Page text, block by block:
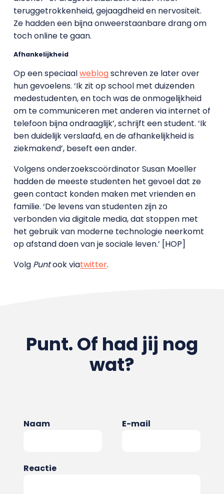
teruggetrokkenheid, gejaagdheid en nervositeit.
Ze hadden een bijna onweerstaanbare drang om
toch online te gaan.
Afhankelijkheid
Op een speciaalweblogschreven ze later over
hun gevoelens. ‘Ik zit op school met duizenden
medestudenten, en toch was de onmogelijkheid
om te communiceren met anderen via internet of
telefoon bijna ondraaglijk’, schrijft een student. ‘Ik
ben duidelijk verslaafd, en de afhankelijkheid is
ziekmakend’, beseft een ander.
Volgens onderzoekscoördinator Susan Moeller
hadden de meeste studenten het gevoel dat ze
geen contact konden maken met vrienden en
familie. ‘De levens van studenten zijn zo
verbonden via digitale media, dat stoppen met
het gebruik van moderne technologie neerkomt
op afstand doen van je sociale leven.’ [HOP]
Volg Puntook viatwitter.
Punt. Of had jij nog
wat?
Naam E-mail
Reactie